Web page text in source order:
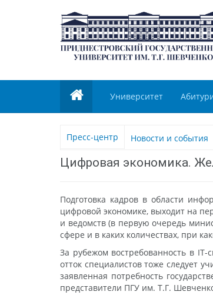
Университет
Пресс-центр Новости и события
Цифровая экономика.
Подготовка кадров в области
цифровой экономике, выходит на
и ведомств (в первую очередь
сфере и в каких количествах, при
За рубежом востребованность в
отток специалистов тоже следует
заявленная потребность
представители ПГУ им. Т.Г.